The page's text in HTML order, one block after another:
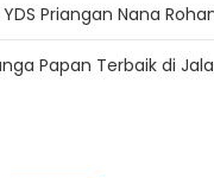
Priangan Nana
Papan Terbaik di